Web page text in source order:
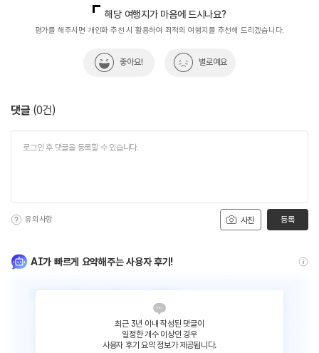
해당 여행지가 마음에 드시나요?
평가를 해주시면 개인화 추천 시 활용하여 최적의 여행지를 추천해 드리겠습니다.
좋아요! 별로예요
댓글 (0건)
사진
유의사항 등록
AI가 빠르게 요약해주는 사용자 후기!
최근 3년 이내 작성된 댓글이
일정한 개수 이상인 경우
사용자 후기 요약 정보가 제공됩니다.